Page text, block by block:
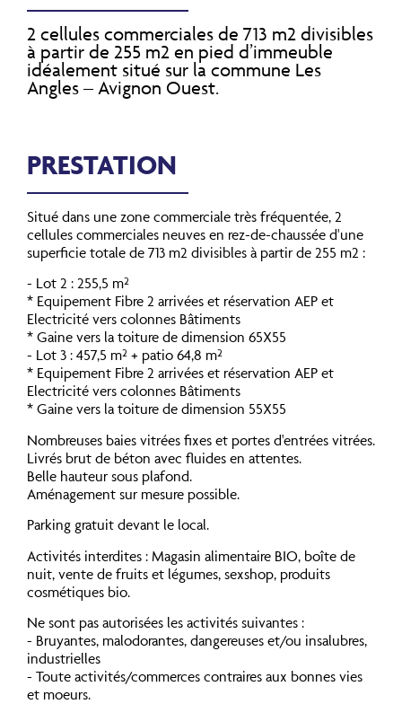
2 cellules commerciales de 713 m2 divisibles
à partir de 255 m2 en pied d’immeuble
idéalement situé sur la commune Les
Angles – Avignon Ouest.
PRESTATION
Situé dans une zone commerciale très fréquentée, 2
cellules commerciales neuves en rez-de-chaussée d'une
superficie totale de 713 m2 divisibles à partir de 255 m2 :
- Lot 2 : 255,5 m²
* Equipement Fibre 2 arrivées et réservation AEP et
Electricité vers colonnes Bâtiments
* Gaine vers la toiture de dimension 65X55
- Lot 3 : 457,5 m² + patio 64,8 m²
* Equipement Fibre 2 arrivées et réservation AEP et
Electricité vers colonnes Bâtiments
* Gaine vers la toiture de dimension 55X55
Nombreuses baies vitrées fixes et portes d'entrées vitrées.
Livrés brut de béton avec fluides en attentes.
Belle hauteur sous plafond.
Aménagement sur mesure possible.
Parking gratuit devant le local.
Activités interdites : Magasin alimentaire BIO, boîte de
nuit, vente de fruits et légumes, sexshop, produits
cosmétiques bio.
Ne sont pas autorisées les activités suivantes :
- Bruyantes, malodorantes, dangereuses et/ou insalubres,
industrielles
- Toute activités/commerces contraires aux bonnes vies
et moeurs.